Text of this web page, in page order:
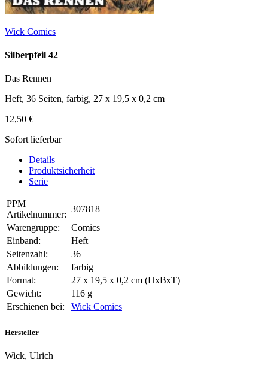
Wick Comics
Silberpfeil 42
Das Rennen
Heft, 36 Seiten, farbig, 27 x 19,5 x 0,2 cm
12,50 €
Sofort lieferbar
Details
Produktsicherheit
Serie
PPM
Artikelnummer:
307818
Warengruppe:
Comics
Einband:
Heft
Seitenzahl:
36
Abbildungen:
farbig
Format:
27 x 19,5 x 0,2 cm (HxBxT)
Gewicht:
116 g
Erschienen bei:
Wick Comics
Hersteller
Wick, Ulrich